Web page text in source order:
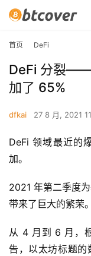
首页 DeFi
DeFi 分裂——
加了 65%
dfkai 27 8 月, 2021
DeFi 领域最近的
加。
2021 年第二季度
带来了巨大的繁荣。
从 4 月到 6 月，
告，以太坊标题